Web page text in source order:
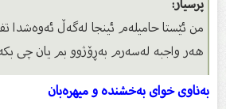
من ئێستا حامیلەم ئینجا لەگەڵ ئەوەشدا
هەر واجبە لەسەرم بەڕۆژوو بم یان چى
بەناوى خواى بەخشندە و میهرەبان